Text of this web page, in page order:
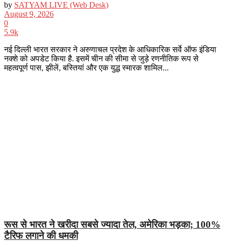
by SATYAM LIVE (Web Desk)
August 9, 2026
0
5.9k
नई दिल्ली भारत सरकार ने अरुणाचल प्रदेश के आधिकारिक सर्वे ऑफ इंडिया
नक्शे को अपडेट किया है. इसमें चीन की सीमा से जुड़े रणनीतिक रूप से
महत्वपूर्ण पास, झीलें, बस्तियां और एक युद्ध स्मारक शामिल...
रूस से भारत ने खरीदा सबसे ज्यादा तेल, अमेरिका भड़का; 100%
टैरिफ लगाने की धमकी